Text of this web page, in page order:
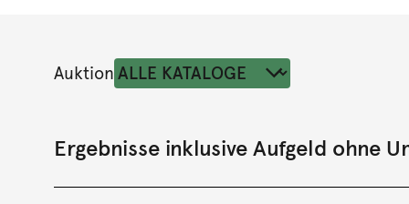
Auktion
Ergebnisse inklusive Aufgeld ohne